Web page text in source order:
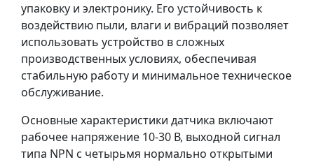
упаковку и электронику. Его устойчивость к
воздействию пыли, влаги и вибраций позволяет
использовать устройство в сложных
производственных условиях, обеспечивая
стабильную работу и минимальное техническое
обслуживание.
Основные характеристики датчика включают
рабочее напряжение 10-30 В, выходной сигнал
типа NPN с четырьмя нормально открытыми